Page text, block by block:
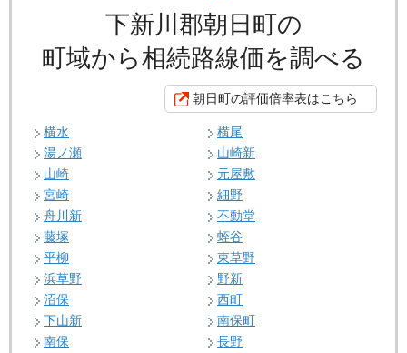
下新川郡朝日町の
町域から相続路線価を調べる
朝日町の評価倍率表はこちら
横水
横尾
湯ノ瀬
山崎新
山崎
元屋敷
宮崎
細野
舟川新
不動堂
藤塚
蛭谷
平柳
東草野
浜草野
野新
沼保
西町
下山新
南保町
南保
長野